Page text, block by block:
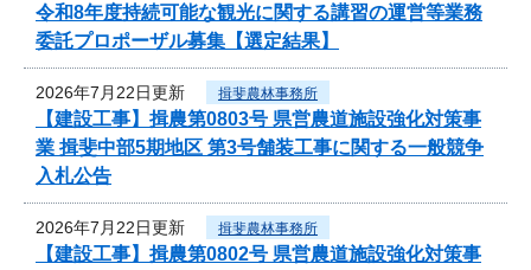
令和8年度持続可能な観光に関する講習の運営等業務
委託プロポーザル募集【選定結果】
2026年7月22日更新 揖斐農林事務所
【建設工事】揖農第0803号 県営農道施設強化対策事
業 揖斐中部5期地区 第3号舗装工事に関する一般競争
入札公告
2026年7月22日更新 揖斐農林事務所
【建設工事】揖農第0802号 県営農道施設強化対策事